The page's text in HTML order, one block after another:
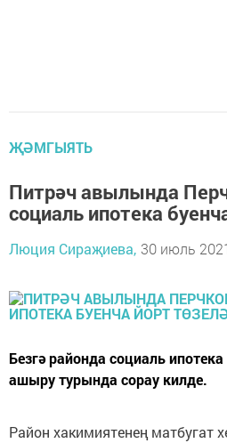
ҖӘМГЫЯТЬ
Питрәч авылында
социаль ипотека
Люция Сираҗиева, 30 июль
Безгә районда социаль
ашыру турында сорау килде.
Район хакимиятенең матбугат